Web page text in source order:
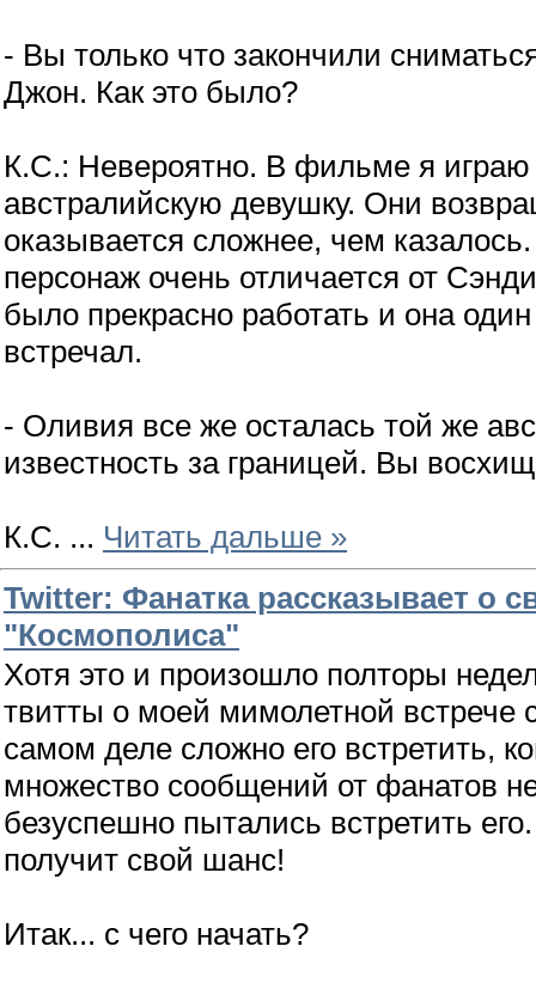
- Вы только что закончили
Джон. Как это было?
К.С.: Невероятно. В фильме я
австралийскую девушку. Они
оказывается сложнее, чем
персонаж очень отличается от
было прекрасно работать и она
встречал.
- Оливия все же осталась той же
известность за границей. Вы
К.С. ... Читать дальше »
Twitter: Фанатка рассказывает о
"Космополиса"
Хотя это и произошло полторы
твитты о моей мимолетной встрече
самом деле сложно его встретить,
множество сообщений от фанатов
безуспешно пытались встретить
получит свой шанс!
Итак... с чего начать?